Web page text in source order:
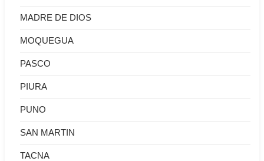
MADRE DE DIOS
MOQUEGUA
PASCO
PIURA
PUNO
SAN MARTIN
TACNA